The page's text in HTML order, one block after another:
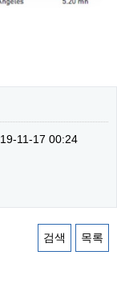
19-11-17 00:24
검색 목록